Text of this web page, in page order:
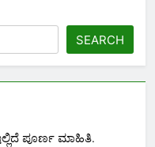
SEARCH
ಪೂರ್ಣ ಮಾಹಿತಿ.